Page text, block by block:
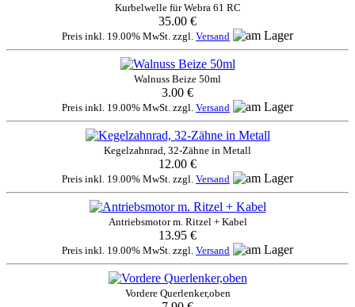
Kurbelwelle für Webra 61 RC
35.00 €
Preis inkl. 19.00% MwSt. zzgl. Versand
Walnuss Beize 50ml
3.00 €
Preis inkl. 19.00% MwSt. zzgl. Versand
Kegelzahnrad, 32-Zähne in Metall
12.00 €
Preis inkl. 19.00% MwSt. zzgl. Versand
Antriebsmotor m. Ritzel + Kabel
13.95 €
Preis inkl. 19.00% MwSt. zzgl. Versand
Vordere Querlenker,oben